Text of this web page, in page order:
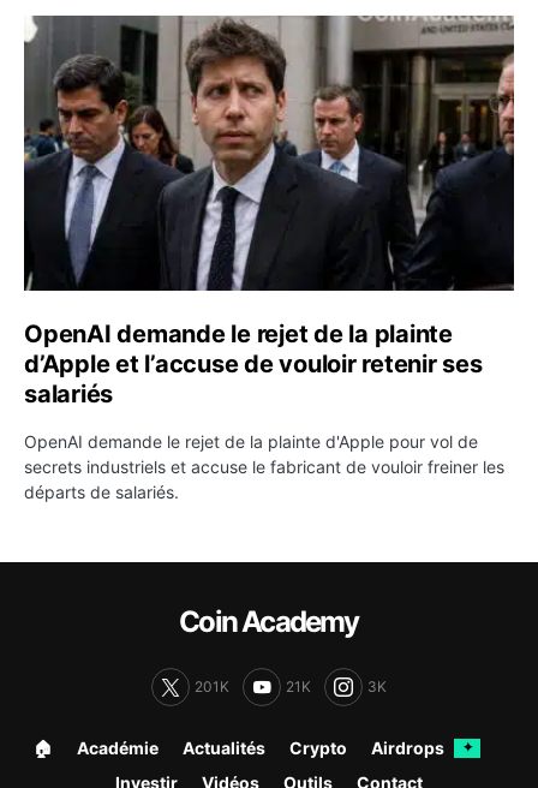
OpenAI demande le rejet de la plainte d’Apple et
OpenAI demande le rejet de la plainte
d’Apple et l’accuse de vouloir retenir ses
salariés
OpenAI demande le rejet de la plainte d'Apple pour vol de
secrets industriels et accuse le fabricant de vouloir freiner les
départs de salariés.
Coin Academy
201K 21K 3K
🏠︎ Académie Actualités Crypto Airdrops ✦
Investir Vidéos Outils Contact